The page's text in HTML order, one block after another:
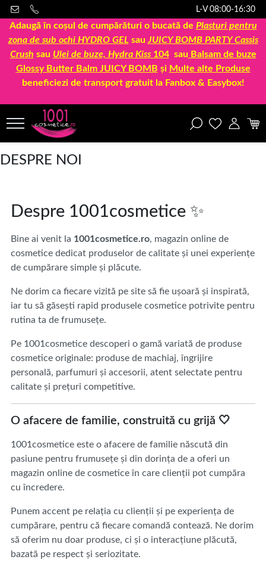
L-V 08:00-16:30
Adaugă în coșul de cumpărături o bucată de Plasturi pentru
zona de sub ochi HYDRO GEL sau JUICY BOMB PARTY Cassis
Crush sau Ulei de buze, Hydra Kiss 104sau Balsam de buze
Glossy Butter Balm JUICY BOMB și Multe alte Produse
beneficiezi de transport gratuit la Fanbox & Easybox!
DESPRE NOI
Despre 1001cosmetice ✨
Bine ai venit la 1001cosmetice.ro, magazin online de
cosmetice dedicat produselor de calitate și unei experiențe
de cumpărare simple și plăcute.
Ne dorim ca fiecare vizită pe site să fie ușoară și inspirată,
iar tu să găsești rapid produsele cosmetice potrivite pentru
rutina ta de frumusețe.
Pe 1001cosmetice descoperi o gamă variată de produse
cosmetice originale: produse de machiaj, îngrijire
personală, parfumuri și accesorii, atent selectate pentru
calitate și prețuri competitive.
O afacere de familie, construită cu grijă 🤍
1001cosmetice este o afacere de familie născută din
pasiune pentru frumusețe și din dorința de a oferi un
magazin online de cosmetice în care clienții pot cumpăra
cu încredere.
Punem accent pe relația cu clienții și pe experiența de
cumpărare, pentru că fiecare comandă contează. Ne dorim
să oferim nu doar produse, ci și o interacțiune plăcută,
bazată pe respect și seriozitate.